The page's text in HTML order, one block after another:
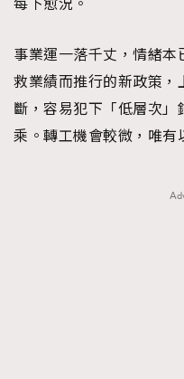
每下愈況。
事業運一落千丈，情緒
救業績而推行的新政策，
斷，容易犯下「低層次
乘。轉工機會較微，唯有